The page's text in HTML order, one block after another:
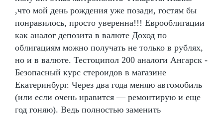
,что мой день рождения уже позади, гостям бы
понравилось, просто уверенна!!! Еврооблигации
как аналог депозита в валюте Доход по
облигациям можно получать не только в рублях,
но и в валюте. Тестоципол 200 аналоги Ангарск -
Безопасный курс стероидов в магазине
Екатеринбург. Через два года меняю автомобиль
(или если очень нравится — ремонтирую и еще
год гоняю). Ведь полностью заменить